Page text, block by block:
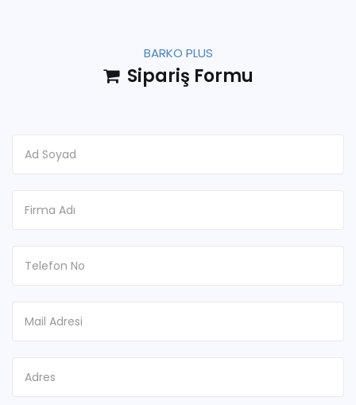
BARKO PLUS
Sipariş Formu